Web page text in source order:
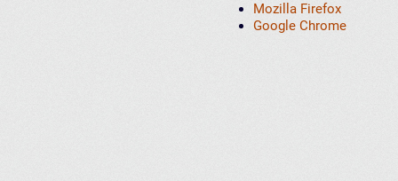
Mozilla Firefox
Google Chrome